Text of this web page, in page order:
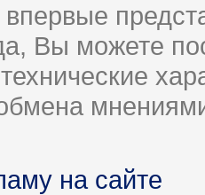
Вы можете
на сайте